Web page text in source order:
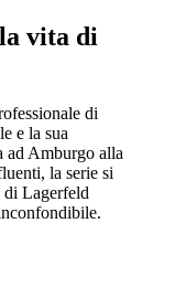
vita di
di
e la sua
ad Amburgo alla
la serie si
di Lagerfeld